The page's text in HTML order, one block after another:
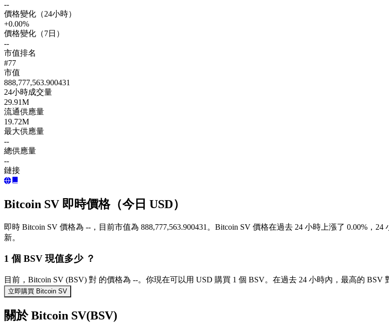
--
價格變化（24小時）
+0.00%
價格變化（7日）
--
市值排名
#77
市值
888,777,563.900431
24小時成交量
29.91M
流通供應量
19.72M
最大供應量
--
總供應量
--
鏈接
Bitcoin SV 即時價格（今日 USD）
即時 Bitcoin SV 價格為 --，目前市值為 888,777,563.900431。Bitcoin SV 價格在過去 24 小時上漲了 0.00%，
新。
1 個 BSV 現值多少 ？
目前，Bitcoin SV (BSV) 對 的價格為 --。你現在可以用 USD 購買 1 個 BSV。在過去 24 小時內，最高的 BSV
立即購買 Bitcoin SV
關於 Bitcoin SV(BSV)